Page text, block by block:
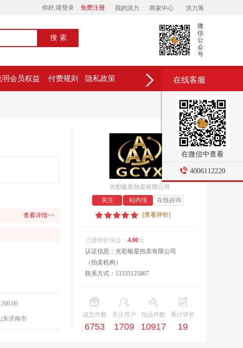
你好,请登录 免费注册 我的洪力 商家中心 洪力筹
搜索
微
信
公
众
号
明会员权益 付费规则 隐私政策 在线客服
在微信中查看
4006112220
查看详情>>
东济南市
光彩银星拍卖有限公司
关注
站内信 在线咨询
[查看评价]
已缴纳担保金： 4.00元
认证信息：光彩银星拍卖有限公司
（拍卖机构）
联系方式：13335125867
成交件数
6753
关注用户
1709
拍品件数
10917
累计评价
19